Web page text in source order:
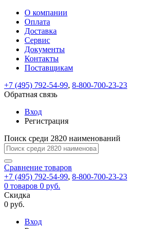
ВходРегистрация
test@example.com
отправлена
по
ней
завершения
регистрации.
Ок
Запомнить
меня
Забыли
Восстановление
пароля
Заполните
форму.
Мы
отправим
ссылку
указанный
электронный
перейдя
по
которой
вы
задать
На
вашу
почту
test@test.ru
ссылка.
Перейдите
по
для
смены
пароля.
Введите
новый
пароль
Сменить
Пароль
успешно
восстановлен
Обратная
связь
Сообщение
пользовательского
сообщение
успешно
отправлено.
О компании
Оплата
Доставка
Сервис
Документы
Контакты
Поставщикам
+7 (495) 792-54-99, 8-800-700-23-23
Обратная связь
Вход
Регистрация
Поиск среди 2820 наименований
Сравнение товаров
+7 (495) 792-54-99, 8-800-700-23-23
0 товаров 0 руб.
Скидка
0 руб.
Вход